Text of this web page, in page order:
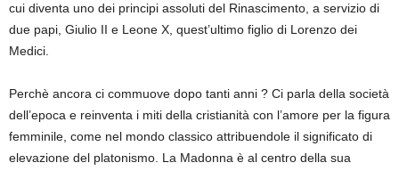
cui diventa uno dei principi assoluti del Rinascimento, a servizio di
due papi, Giulio II e Leone X, quest’ultimo figlio di Lorenzo dei
Medici.
Perchè ancora ci commuove dopo tanti anni ? Ci parla della società
dell’epoca e reinventa i miti della cristianità con l’amore per la figura
femminile, come nel mondo classico attribuendole il significato di
elevazione del platonismo. La Madonna è al centro della sua